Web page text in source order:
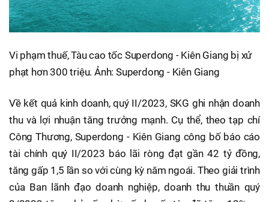
Vi phạm thuế, Tàu cao tốc Superdong - Kiên Giang bị xử
phạt hơn 300 triệu. Ảnh: Superdong - Kiên Giang
Về kết quả kinh doanh, quý II/2023, SKG ghi nhận doanh
thu và lợi nhuận tăng trưởng mạnh. Cụ thể, theo tạp chí
Công Thương, Superdong - Kiên Giang công bố báo cáo
tài chính quý II/2023 báo lãi ròng đạt gần 42 tỷ đồng,
tăng gấp 1,5 lần so với cùng kỳ năm ngoái. Theo giải trình
của Ban lãnh đạo doanh nghiệp, doanh thu thuần quý